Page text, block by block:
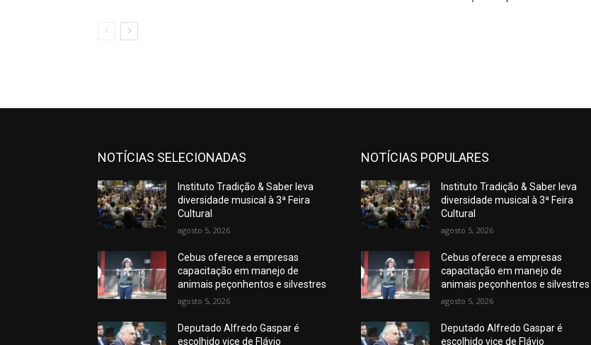
NOTÍCIAS SELECIONADAS
Instituto Tradição & Saber leva
diversidade musical à 3ª Feira
Cultural
agosto 5, 2026
Cebus oferece a empresas
capacitação em manejo de
animais peçonhentos e silvestres
agosto 5, 2026
Deputado Alfredo Gaspar é
escolhido vice de Flávio
NOTÍCIAS POPULARES
Instituto Tradição & Saber leva
diversidade musical à 3ª Feira
Cultural
agosto 5, 2026
Cebus oferece a empresas
capacitação em manejo de
animais peçonhentos e silvestres
agosto 5, 2026
Deputado Alfredo Gaspar é
escolhido vice de Flávio